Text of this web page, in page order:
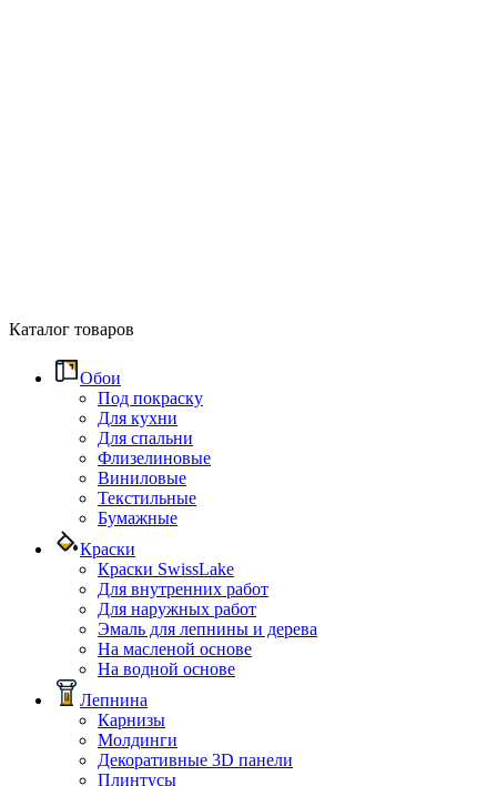
Каталог товаров
Обои
Под покраску
Для кухни
Для спальни
Флизелиновые
Виниловые
Текстильные
Бумажные
Краски
Краски SwissLake
Для внутренних работ
Для наружных работ
Эмаль для лепнины и дерева
На масленой основе
На водной основе
Лепнина
Карнизы
Молдинги
Декоративные 3D панели
Плинтусы